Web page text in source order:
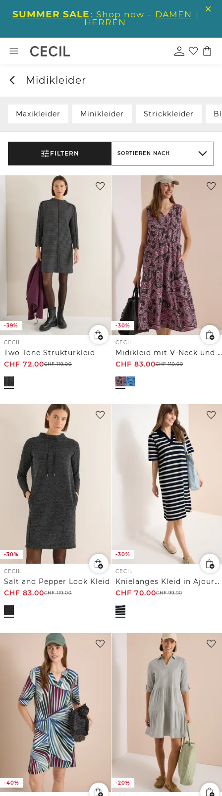
SUMMER SALE : Shop now - DAMEN |
HERREN
Midikleider
Maxikleider Minikleider Strickkleider
FILTERN SORTIEREN NACH
-39%
CECIL
Two Tone Strukturkleid
CHF 72.00CHF119.00
-30%
CECIL
Midikleid mit V-Neck und Print
CHF 83.00CHF119.00
-30%
CECIL
Salt and Pepper Look Kleid
CHF 83.00CHF119.00
-30%
CECIL
Knielanges Kleid in Ajourstrick
CHF 70.00CHF99.90
-40% -20%